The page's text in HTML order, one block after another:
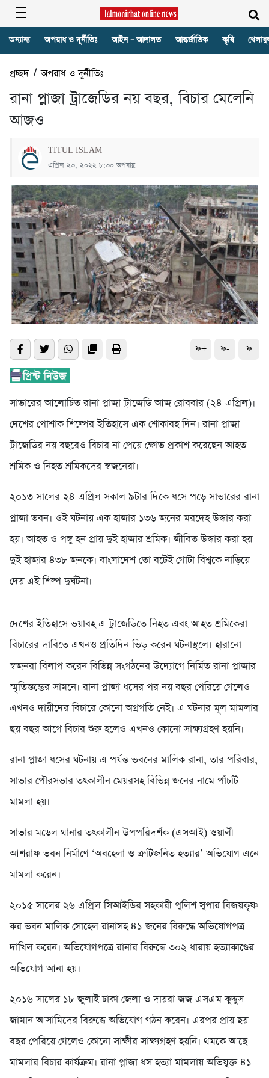
অন্যান্য অপরাধ ও দূর্নীতিঃ আইন – আদালত আন্তর্জাতিক কৃষি
প্রচ্ছদ/অপরাধ ও দূর্নীতিঃ
রানা প্লাজা ট্রাজেডির নয় বছর, বিচার মেলেনি
আজও
TITUL ISLAM
এপ্রিল ২৩, ২০২২ ৮:৩০ অপরাহ্ণ
ফ+ ফ- ফ
সাভারের আলোচিত রানা প্লাজা ট্রাজেডি আজ রোববার (২৪ এপ্রিল)।
দেশের পোশাক শিল্পের ইতিহাসে এক শোকাবহ দিন। রানা প্লাজা
ট্রাজেডির নয় বছরেও বিচার না পেয়ে ক্ষোভ প্রকাশ করেছেন আহত
শ্রমিক ও নিহত শ্রমিকদের স্বজনেরা।
২০১৩ সালের ২৪ এপ্রিল সকাল ৯টার দিকে ধসে পড়ে সাভারের রানা
প্লাজা ভবন। ওই ঘটনায় এক হাজার ১৩৬ জনের মরদেহ উদ্ধার করা
হয়। আহত ও পঙ্গু হন প্রায় দুই হাজার শ্রমিক। জীবিত উদ্ধার করা হয়
দুই হাজার ৪৩৮ জনকে। বাংলাদেশ তো বটেই গোটা বিশ্বকে নাড়িয়ে
দেয় এই শিল্প দুর্ঘটনা।
দেশের ইতিহাসে ভয়াবহ এ ট্রাজেডিতে নিহত এবং আহত শ্রমিকেরা
বিচারের দাবিতে এখনও প্রতিদিন ভিড় করেন ঘটনাস্থলে। হারানো
স্বজনরা বিলাপ করেন বিভিন্ন সংগঠনের উদ্যোগে নির্মিত রানা প্লাজার
স্মৃতিস্তম্ভের সামনে। রানা প্লাজা ধসের পর নয় বছর পেরিয়ে গেলেও
এখনও দায়ীদের বিচারে কোনো অগ্রগতি নেই। এ ঘটনার মূল মামলার
ছয় বছর আগে বিচার শুরু হলেও এখনও কোনো সাক্ষ্যগ্রহণ হয়নি।
রানা প্লাজা ধসের ঘটনায় এ পর্যন্ত ভবনের মালিক রানা, তার পরিবার,
সাভার পৌরসভার তৎকালীন মেয়রসহ বিভিন্ন জনের নামে পাঁচটি
মামলা হয়।
সাভার মডেল থানার তৎকালীন উপপরিদর্শক (এসআই) ওয়ালী
আশরাফ ভবন নির্মাণে ‘অবহেলা ও ত্রুটিজনিত হত্যার’ অভিযোগ এনে
মামলা করেন।
২০১৫ সালের ২৬ এপ্রিল সিআইডির সহকারী পুলিশ সুপার বিজয়কৃষ্ণ
কর ভবন মালিক সোহেল রানাসহ ৪১ জনের বিরুদ্ধে অভিযোগপত্র
দাখিল করেন। অভিযোগপত্রে রানার বিরুদ্ধে ৩০২ ধারায় হত্যাকাণ্ডের
অভিযোগ আনা হয়।
২০১৬ সালের ১৮ জুলাই ঢাকা জেলা ও দায়রা জজ এসএম কুদ্দুস
জামান আসামিদের বিরুদ্ধে অভিযোগ গঠন করেন। এরপর প্রায় ছয়
বছর পেরিয়ে গেলেও কোনো সাক্ষীর সাক্ষ্যগ্রহণ হয়নি। থমকে আছে
মামলার বিচার কার্যক্রম। রানা প্লাজা ধস হত্যা মামলায় অভিযুক্ত ৪১